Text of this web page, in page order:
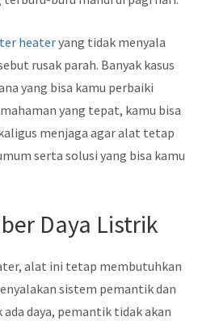
heateryang tidak menyala
rusak parah. Banyak kasus
yang bisa kamu perbaiki
yang tepat, kamu bisa
menjaga agar alat tetap
serta solusi yang bisa kamu
Daya Listrik
alat ini tetap membutuhkan
sistem pemantik dan
daya, pemantik tidak akan